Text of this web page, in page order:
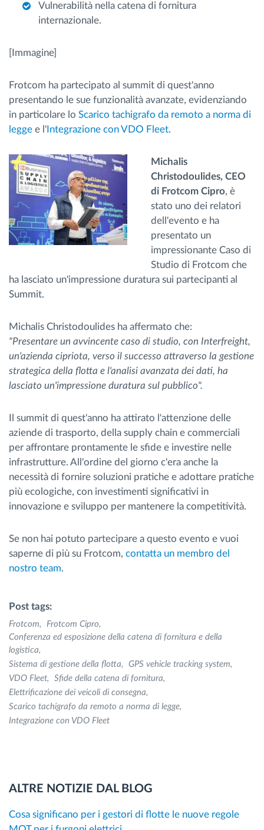
Vulnerabilità nella catena di fornitura
internazionale.
[Immagine]
Frotcom ha partecipato al summit di quest'anno
presentando le sue funzionalità avanzate, evidenziando
in particolare lo Scarico tachigrafo da remoto a norma di
legge e l' Integrazione con VDO Fleet.
Michalis
Christodoulides, CEO
di Frotcom Cipro, è
stato uno dei relatori
dell'evento e ha
presentato un
impressionante Caso di
Studio di Frotcom che
ha lasciato un'impressione duratura sui partecipanti al
Summit.
Michalis Christodoulides ha affermato che:
"Presentare un avvincente caso di studio, con Interfreight,
un'azienda cipriota, verso il successo attraverso la gestione
strategica della flotta e l'analisi avanzata dei dati, ha
lasciato un'impressione duratura sul pubblico".
Il summit di quest'anno ha attirato l'attenzione delle
aziende di trasporto, della supply chain e commerciali
per affrontare prontamente le sfide e investire nelle
infrastrutture. All'ordine del giorno c'era anche la
necessità di fornire soluzioni pratiche e adottare pratiche
più ecologiche, con investimenti significativi in ​​
innovazione e sviluppo per mantenere la competitività.
Se non hai potuto partecipare a questo evento e vuoi
saperne di più su Frotcom, contatta un membro del
nostro team.
Post tags:
Frotcom
Frotcom Cipro
Conferenza ed esposizione della catena di fornitura e della
logistica
Sistema di gestione della flotta
GPS vehicle tracking system
VDO Fleet
Sfide della catena di fornitura
Elettrificazione dei veicoli di consegna
Scarico tachigrafo da remoto a norma di legge
Integrazione con VDO Fleet
ALTRE NOTIZIE DAL BLOG
Cosa significano per i gestori di flotte le nuove regole